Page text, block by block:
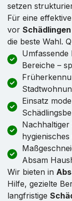
setzen
Für eine
vor Schädlingen
die beste Wahl.
Bereiche –
Einsatz
Absam
Wir bieten in
Hilfe, gezielte
langfristige